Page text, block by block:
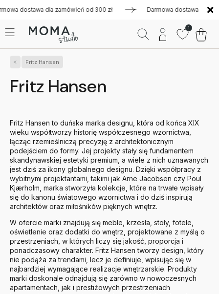
dla zamówień od 300 zł Darmowa dostawa dla
1
Fritz Hansen
Fritz Hansen
Fritz Hansen to duńska marka designu, która od końca XIX
wieku współtworzy historię współczesnego wzornictwa,
łącząc rzemieślniczą precyzję z architektonicznym
podejściem do formy. Jej projekty stały się fundamentem
skandynawskiej estetyki premium, a wiele z nich uznawanych
jest dziś za ikony globalnego designu. Dzięki współpracy z
wybitnymi projektantami, takimi jak Arne Jacobsen czy Poul
Kjærholm, marka stworzyła kolekcje, które na trwałe wpisały
się do kanonu światowego wzornictwa i do dziś inspirują
architektów oraz miłośników pięknych wnętrz.
W ofercie marki znajdują się meble, krzesła, stoły, fotele,
oświetlenie oraz dodatki do wnętrz, projektowane z myślą o
przestrzeniach, w których liczy się jakość, proporcja i
ponadczasowy charakter. Fritz Hansen tworzy design, który
nie podąża za trendami, lecz je definiuje, wpisując się w
najbardziej wymagające realizacje wnętrzarskie. Produkty
marki doskonale odnajdują się zarówno w nowoczesnych
apartamentach, jak i prestiżowych przestrzeniach